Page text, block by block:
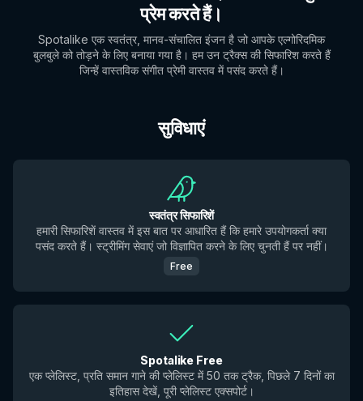
प्रेम करते हैं।
Spotalike एक स्वतंत्र, मानव-संचालित इंजन है जो आपके एल्गोरिदमिक
बुलबुले को तोड़ने के लिए बनाया गया है। हम उन ट्रैक्स की सिफारिश करते हैं
जिन्हें वास्तविक संगीत प्रेमी वास्तव में पसंद करते हैं।
सुविधाएं
स्वतंत्र सिफारिशें
हमारी सिफारिशें वास्तव में इस बात पर आधारित हैं कि हमारे उपयोगकर्ता क्या
पसंद करते हैं। स्ट्रीमिंग सेवाएं जो विज्ञापित करने के लिए चुनती हैं पर नहीं।
Free
Spotalike Free
एक प्लेलिस्ट, प्रति समान गाने की प्लेलिस्ट में 50 तक ट्रैक, पिछले 7 दिनों का
इतिहास देखें, पूरी प्लेलिस्ट एक्सपोर्ट।